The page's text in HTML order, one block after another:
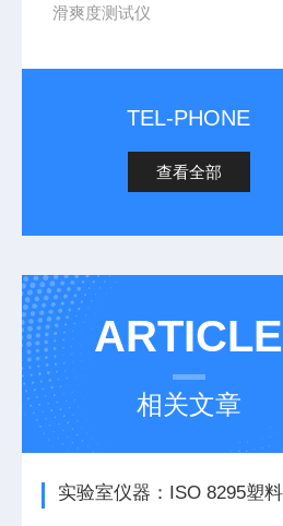
滑爽度测试仪
TEL-PHONE
查看全部
ARTICLE
相关文章